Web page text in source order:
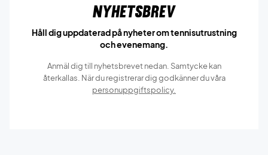
Nyhetsbrev
Håll dig uppdaterad på nyheter om tennisutrustning
och evenemang.
Anmäl dig till nyhetsbrevet nedan. Samtycke kan
återkallas. När du registrerar dig godkänner du våra
personuppgiftspolicy.